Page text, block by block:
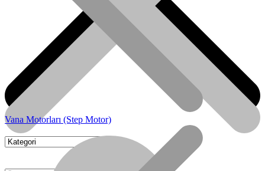
Vana Motorları (Step Motor)